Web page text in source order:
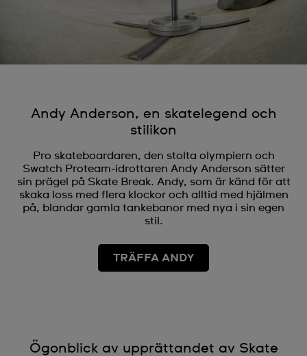
Andy Anderson, en skatelegend och
stilikon
Pro skateboardaren, den stolta olympiern och
Swatch Proteam-idrottaren Andy Anderson sätter
sin prägel på Skate Break. Andy, som är känd för att
skaka loss med flera klockor och alltid med hjälmen
på, blandar gamla tankebanor med nya i sin egen
stil.
TRÄFFA ANDY
Ögonblick av upprättandet av Skate